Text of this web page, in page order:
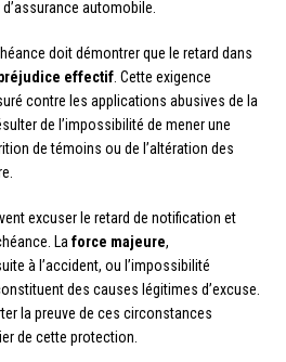
automobile.
doit démontrer que le retard dans
effectif. Cette exigence
contre les applications abusives de la
de l’impossibilité de mener une
de témoins ou de l’altération des
excuser le retard de notification et
Laforce majeure,
à l’accident, ou l’impossibilité
des causes légitimes d’excuse.
la preuve de ces circonstances
de cette protection.